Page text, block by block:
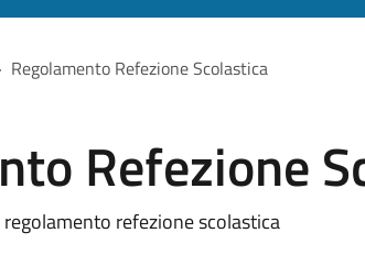
Regolamento Refezione Scolastica
Refezione
refezione scolastica